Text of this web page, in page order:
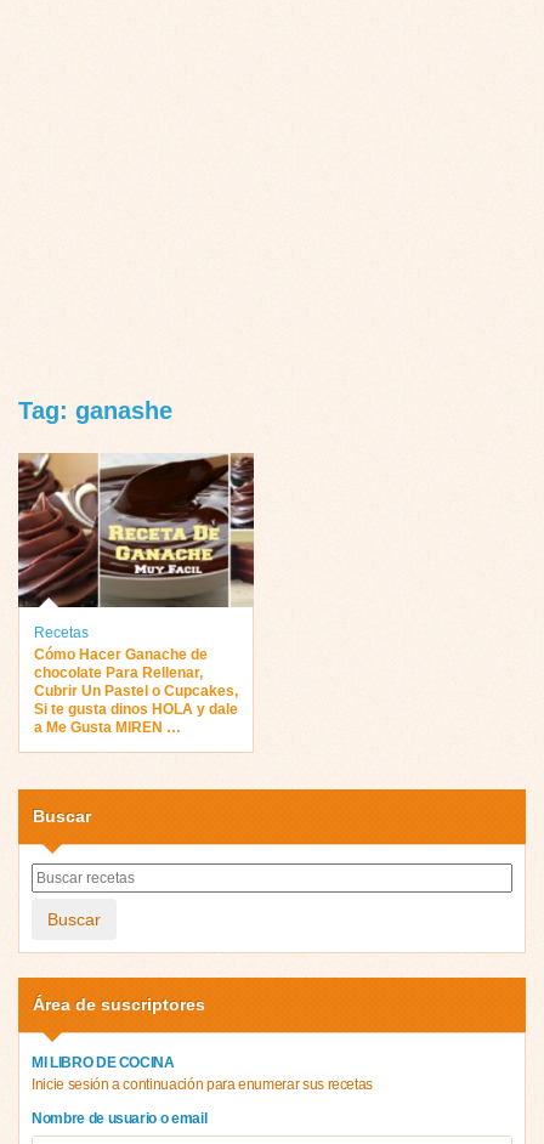
Tag: ganashe
Recetas
Cómo Hacer Ganache de
chocolate Para Rellenar,
Cubrir Un Pastel o Cupcakes,
Si te gusta dinos HOLA y dale
a Me Gusta MIREN …
Buscar
Buscar
Área de suscriptores
MI LIBRO DE COCINA
Inicie sesión a continuación para enumerar sus recetas
Nombre de usuario o email